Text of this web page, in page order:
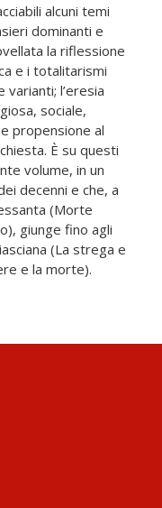
alcuni temi
dominanti e
la riflessione
e i totalitarismi
l’eresia
sociale,
propensione al
È su questi
volume, in un
decenni e che, a
(Morte
giunge fino agli
(La strega e
e la morte).